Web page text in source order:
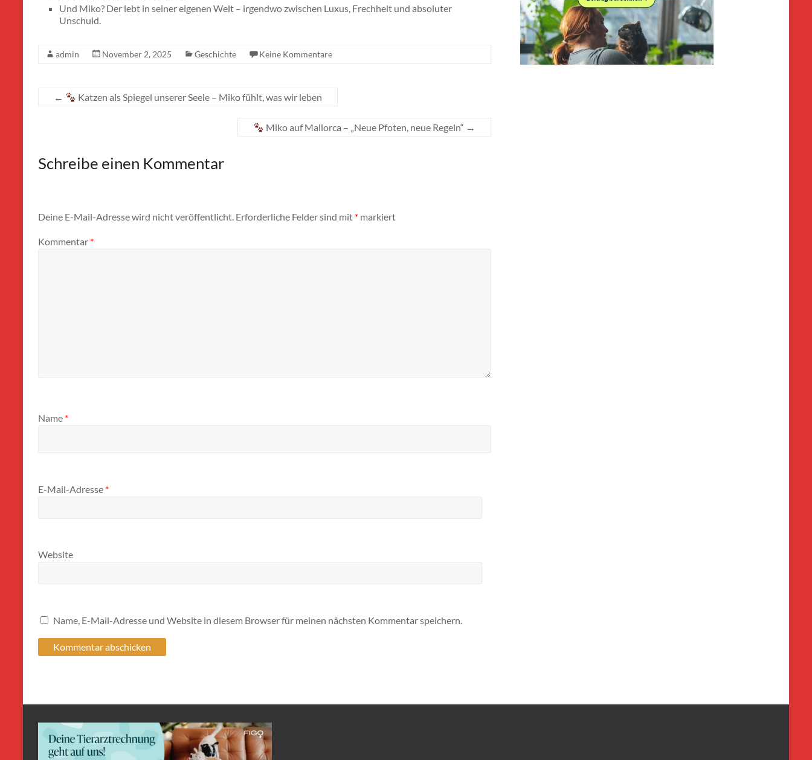
Und Miko? Der lebt in seiner eigenen Welt – irgendwo zwischen Luxus, Frechheit und absoluter
Unschuld.
admin November 2, 2025 Geschichte Keine Kommentare
← Katzen als Spiegel unserer Seele – Miko fühlt, was wir leben
Miko auf Mallorca – „Neue Pfoten, neue Regeln“ →
Schreibe einen Kommentar
Deine E-Mail-Adresse wird nicht veröffentlicht. Erforderliche Felder sind mit * markiert
Kommentar *
Name *
E-Mail-Adresse *
Website
Name, E-Mail-Adresse und Website in diesem Browser für meinen nächsten Kommentar speichern.